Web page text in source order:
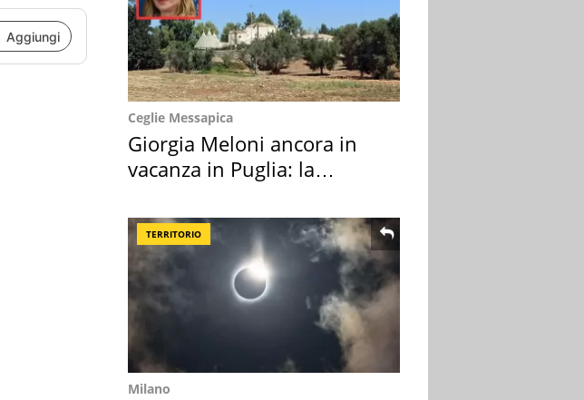
Aggiungi
Ceglie Messapica
Giorgia Meloni ancora in
vacanza in Puglia: la
TERRITORIO
Milano